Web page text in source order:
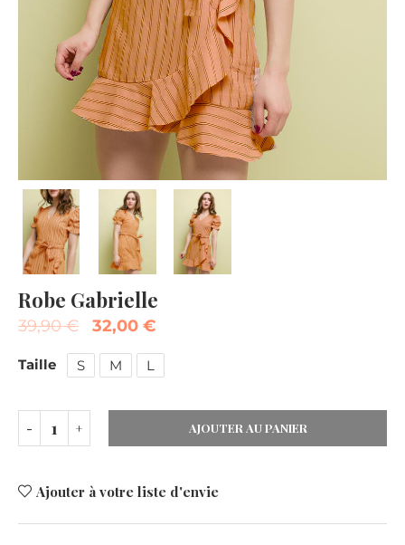
Robe Gabrielle
39,90€ 32,00 €
Taille S M L
AJOUTER AU PANIER
Ajouter à votre liste d'envie